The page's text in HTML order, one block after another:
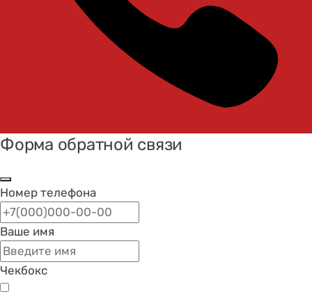
Форма обратной связи
Номер телефона
Ваше имя
Чекбокс